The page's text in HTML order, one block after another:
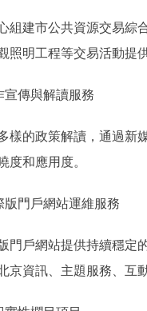
建市公共資源交易綜合
照明工程等交易活動提
傳與解讀服務
的政策解讀，通過新媒
度和應用度。
門戶網站運維服務
戶網站提供持續穩定的
京資訊、主題服務、互